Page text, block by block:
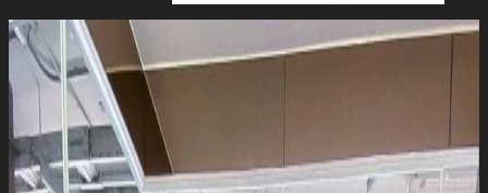
นัก
ลงทุน
สัมพันธ์
ติดต่อ
เรา